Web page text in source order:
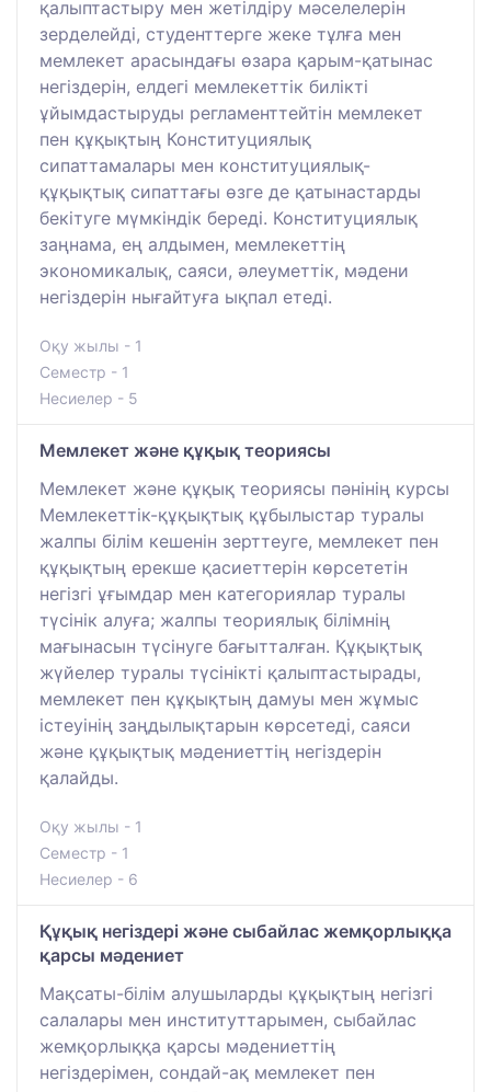
қалыптастыру мен жетілдіру мәселелерін
зерделейді, студенттерге жеке тұлға мен
мемлекет арасындағы өзара қарым-қатынас
негіздерін, елдегі мемлекеттік билікті
ұйымдастыруды регламенттейтін мемлекет
пен құқықтың Конституциялық
сипаттамалары мен конституциялық-
құқықтық сипаттағы өзге де қатынастарды
бекітуге мүмкіндік береді. Конституциялық
заңнама, ең алдымен, мемлекеттің
экономикалық, саяси, әлеуметтік, мәдени
негіздерін нығайтуға ықпал етеді.
Оқу жылы - 1
Семестр - 1
Несиелер - 5
Мемлекет және құқық теориясы
Мемлекет және құқық теориясы пәнінің курсы
Мемлекеттік-құқықтық құбылыстар туралы
жалпы білім кешенін зерттеуге, мемлекет пен
құқықтың ерекше қасиеттерін көрсететін
негізгі ұғымдар мен категориялар туралы
түсінік алуға; жалпы теориялық білімнің
мағынасын түсінуге бағытталған. Құқықтық
жүйелер туралы түсінікті қалыптастырады,
мемлекет пен құқықтың дамуы мен жұмыс
істеуінің заңдылықтарын көрсетеді, саяси
және құқықтық мәдениеттің негіздерін
қалайды.
Оқу жылы - 1
Семестр - 1
Несиелер - 6
Құқық негіздері және сыбайлас жемқорлыққа
қарсы мәдениет
Мақсаты-білім алушыларды құқықтың негізгі
салалары мен институттарымен, сыбайлас
жемқорлыққа қарсы мәдениеттің
негіздерімен, сондай-ақ мемлекет пен